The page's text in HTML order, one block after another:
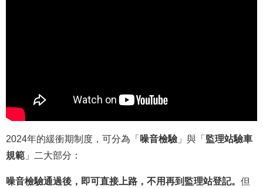
2024年的緩衝期制度，可分為「 噪音檢驗 」與「 監理站驗車
規範 」二大部分：
噪音檢驗通過後，即可直接上路，不用再到監理站登記。 但